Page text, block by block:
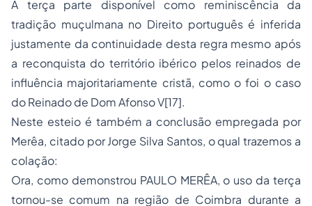
A terça parte disponível como reminiscência da
tradição muçulmana no Direito português é inferida
justamente da continuidade desta regra mesmo após
a reconquista do território ibérico pelos reinados de
influência majoritariamente cristã, como o foi o caso
do Reinado de Dom Afonso V[17].
Neste esteio é também a conclusão empregada por
Merêa, citado por Jorge Silva Santos, o qual trazemos a
colação:
Ora, como demonstrou PAULO MERÊA, o uso da terça
tornou-se comum na região de Coimbra durante a